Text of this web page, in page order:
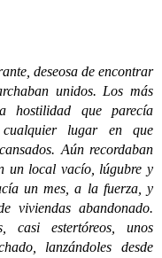
deseosa de encontrar
unidos. Los más
hostilidad que parecía
cualquier lugar en que
Aún recordaban
un local vacío, lúgubre y
un mes, a la fuerza, y
viviendas abandonado.
casi estertóreos, unos
lanzándoles desde